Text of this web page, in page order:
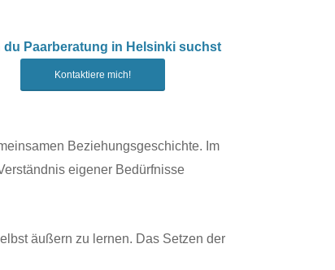
du Paarberatung in Helsinki suchst
Kontaktiere mich!
Beziehungsgeschichte. Im
eigener Bedürfnisse
äußern zu lernen. Das Setzen der